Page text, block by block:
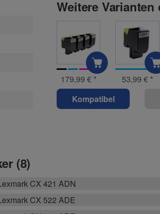
Weitere
179,99 € * 53,99 € *
Kompatibel
(8)
CX 421 ADN
CX 522 ADE